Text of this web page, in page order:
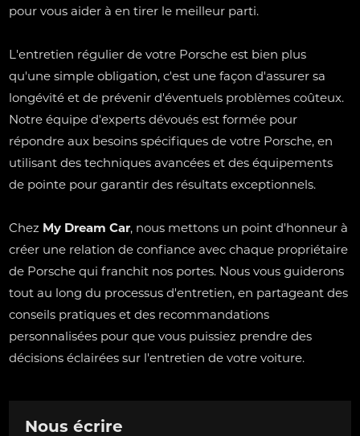
pour vous aider à en tirer le meilleur parti.
L'entretien régulier de votre Porsche est bien plus
qu'une simple obligation, c'est une façon d'assurer sa
longévité et de prévenir d'éventuels problèmes coûteux.
Notre équipe d'experts dévoués est formée pour
répondre aux besoins spécifiques de votre Porsche, en
utilisant des techniques avancées et des équipements
de pointe pour garantir des résultats exceptionnels.
Chez My Dream Car, nous mettons un point d'honneur à
créer une relation de confiance avec chaque propriétaire
de Porsche qui franchit nos portes. Nous vous guiderons
tout au long du processus d'entretien, en partageant des
conseils pratiques et des recommandations
personnalisées pour que vous puissiez prendre des
décisions éclairées sur l'entretien de votre voiture.
Nous écrire